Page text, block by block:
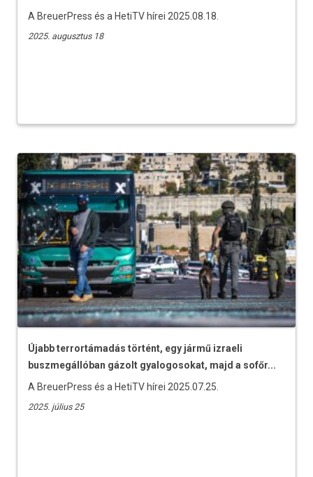
A BreuerPress és a HetiTV hírei 2025.08.18.
2025. augusztus 18
Újabb terrortámadás történt, egy jármű izraeli
buszmegállóban gázolt gyalogosokat, majd a sofőr...
A BreuerPress és a HetiTV hírei 2025.07.25.
2025. július 25